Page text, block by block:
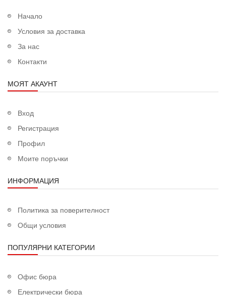
Начало
Условия за доставка
За нас
Контакти
МОЯТ АКАУНТ
Вход
Регистрация
Профил
Моите поръчки
ИНФОРМАЦИЯ
Политика за поверителност
Общи условия
ПОПУЛЯРНИ КАТЕГОРИИ
Офис бюра
Електрически бюра